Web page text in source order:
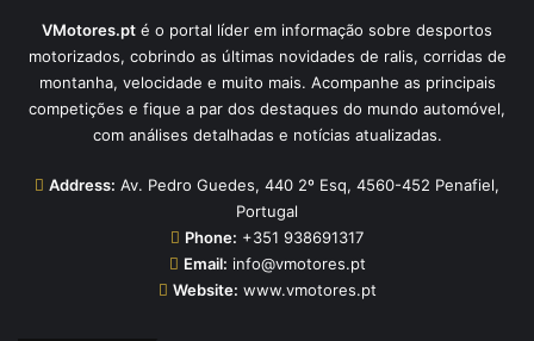
VMotores.pt é o portal líder em informação sobre desportos
motorizados, cobrindo as últimas novidades de ralis, corridas de
montanha, velocidade e muito mais. Acompanhe as principais
competições e fique a par dos destaques do mundo automóvel,
com análises detalhadas e notícias atualizadas.
Address: Av. Pedro Guedes, 440 2º Esq, 4560-452 Penafiel,
Portugal
Phone: +351 938691317
Email: info@vmotores.pt
Website: www.vmotores.pt